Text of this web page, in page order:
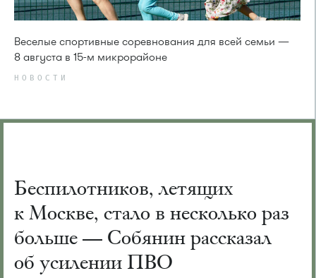
Веселые спортивные соревнования для всей семьи —
8 августа в 15-м микрорайоне
НОВОСТИ
Беспилотников, летящих
к Москве, стало в несколько раз
больше — Собянин рассказал
об усилении ПВО